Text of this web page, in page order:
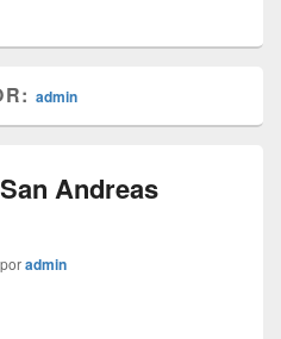
admin
Andreas
poradmin